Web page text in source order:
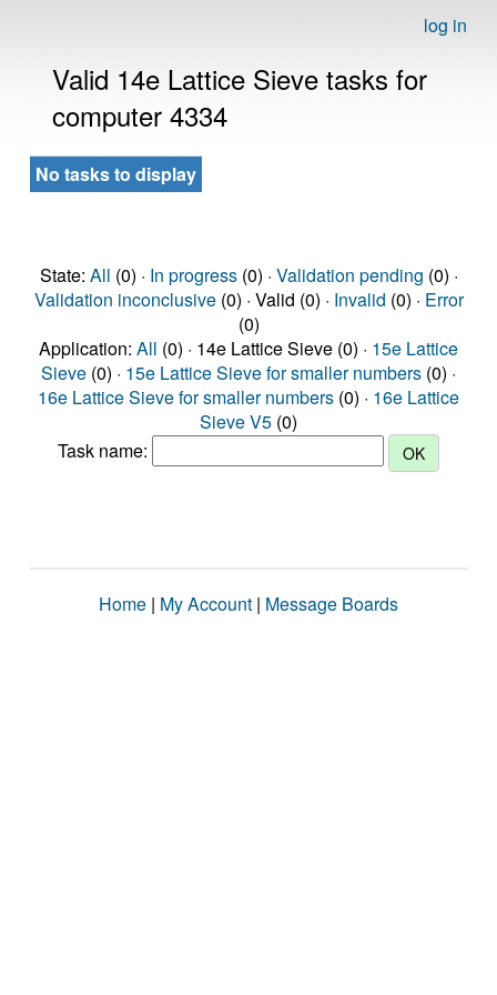
log in
Valid 14e Lattice Sieve tasks for
computer 4334
No tasks to display
State: All (0) · In progress(0) · Validation pending (0) ·
Validation inconclusive(0) · Valid (0) · Invalid (0) · Error
(0)
Application: All (0) · 14e Lattice Sieve (0) · 15e Lattice
Sieve (0) · 15e Lattice Sieve for smaller numbers (0) ·
16e Lattice Sieve for smaller numbers (0) · 16e Lattice
Sieve V5 (0)
Task name:
Home | My Account | Message Boards